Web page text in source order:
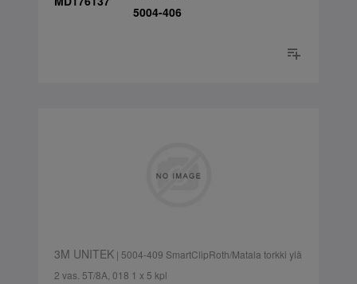
5004-406
3M UNITEK| 5004-409 SmartClipRoth/Matala torkki ylä
2 vas. 5T/8A, 018 1 x 5 kpl